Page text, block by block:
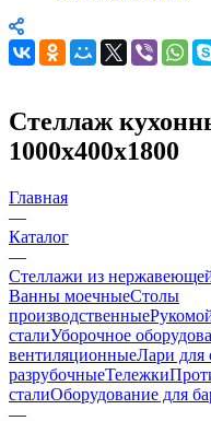
Стеллаж
1000х400х1800
Главная
—
Каталог
—
Стеллажи из
Ванны моечныеСтолы
производственные
сталиУборочное
вентиляционныеЛари для
разрубочныеТележки
сталиОборудование для
—